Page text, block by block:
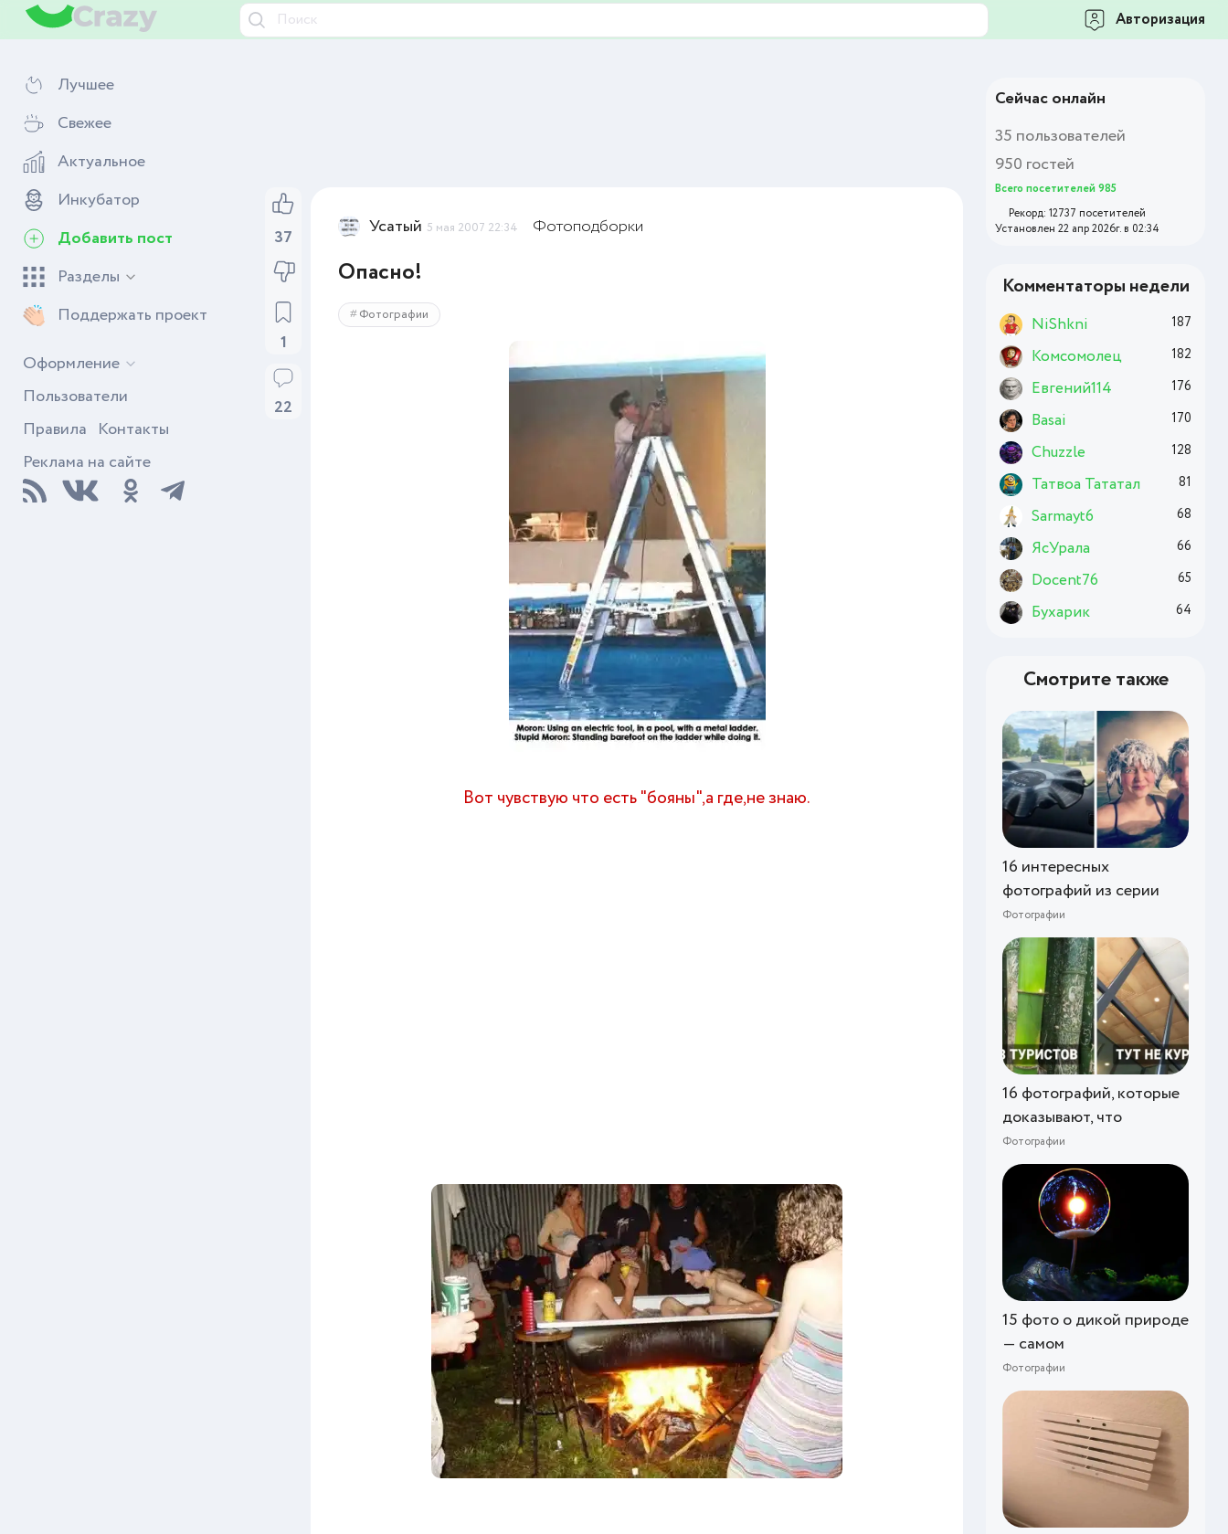
Авторизация
Лучшее
Свежее
Актуальное
Инкубатор
Добавить пост
Разделы
Поддержать проект
Оформление
Пользователи
Правила Контакты
Реклама на сайте
Сейчас онлайн
35 пользователей
950 гостей
Всего посетителей 985
Рекорд: 12737 посетителей
Установлен 22 апр 2026г. в 02:34
Комментаторы недели
NiShkni 187
Комсомолец 182
Евгений114 176
Basai 170
Chuzzle 128
Татвоа Тататал 81
Sarmayt6 68
ЯсУрала 66
Docent76 65
Бухарик 64
Смотрите также
16 интересных
фотографий из серии
Фотографии
16 фотографий, которые
доказывают, что
Фотографии
15 фото о дикой природе
— самом
Фотографии
37
1
22
Усатый 5 мая 2007 22:34 Фотоподборки
Опасно!
Фотографии
Вот чувствую что есть "бояны",а где,не знаю.